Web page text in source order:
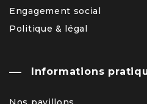
Engagement social
Politique & légal
Informations